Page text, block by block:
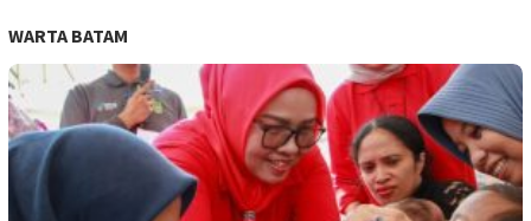
WARTA BATAM